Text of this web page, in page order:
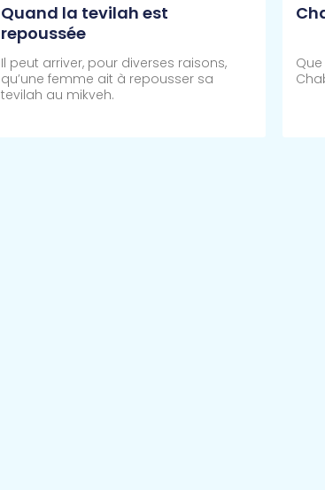
Quand la tevilah est
repoussée
Il peut arriver, pour diverses raisons,
qu’une femme ait à repousser sa
tevilah au mikveh.